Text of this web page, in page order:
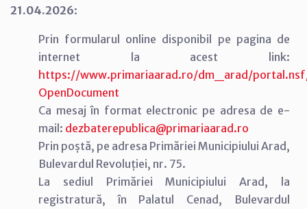
21.04.2026:
Prin formularul online disponibil pe pagina de
internet la acest link:
https://www.primariaarad.ro/dm_arad/portal.nsf/
OpenDocument
Ca mesaj în format electronic pe adresa de e-
mail: dezbaterepublica@primariaarad.ro
Prin poștă, pe adresa Primăriei Municipiului Arad,
Bulevardul Revoluției, nr. 75.
La sediul Primăriei Municipiului Arad, la
registratură, în Palatul Cenad, Bulevardul